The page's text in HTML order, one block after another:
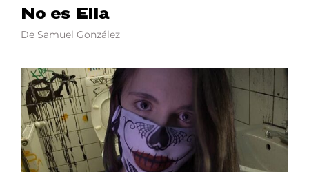
No es Ella
De Samuel González